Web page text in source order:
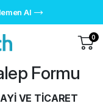
Al
0
Formu
VE TİCARET